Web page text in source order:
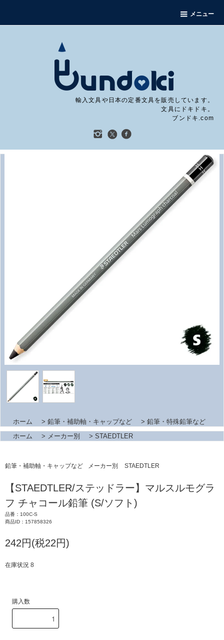
メニュー
輸入文具や日本の定番文具を販売しています。
文具にドキドキ。
ブンドキ.com
ホーム > 鉛筆・補助軸・キャップなど > 鉛筆・特殊鉛筆など
ホーム
> メーカー別 > STAEDTLER
鉛筆・補助軸・キャップなど メーカー別 STAEDTLER
【STAEDTLER/ステッドラー】マルスルモグラ
フ チャコール鉛筆 (S/ソフト)
品番：100C-S
商品ID：157858326
242円(税22円)
在庫状況 8
購入数